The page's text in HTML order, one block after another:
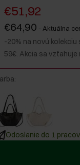
€51,92
€64,90 - Aktuálna
-20% na novú kolekciu
59€. Akcia sa
:
Odoslanie do 1